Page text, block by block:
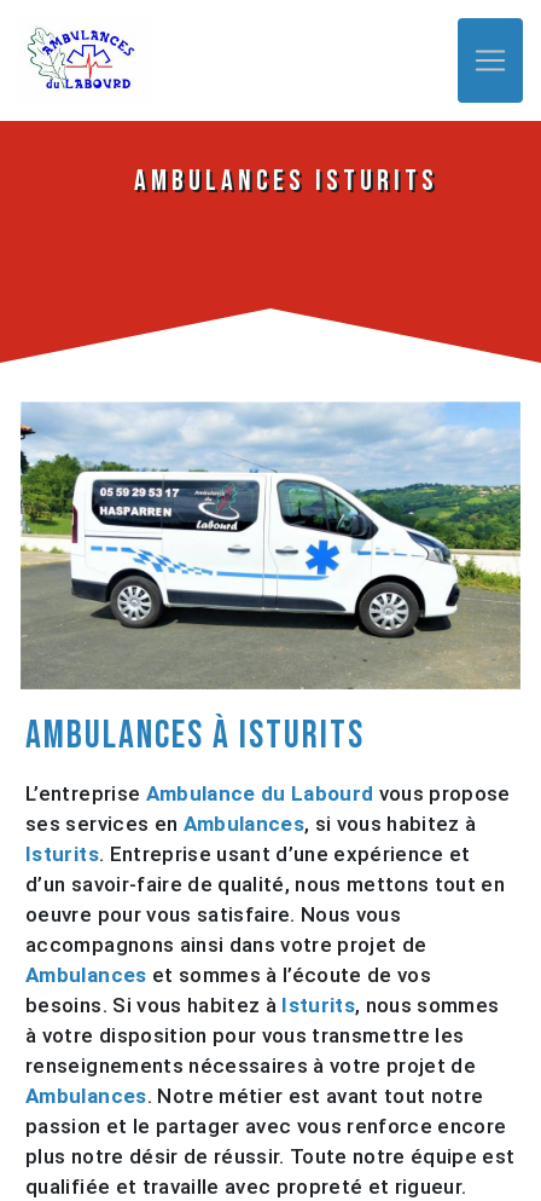
Ambulances Isturits
Ambulances à Isturits
L’entreprise Ambulance du Labourd vous propose
ses services en Ambulances, si vous habitez à
Isturits. Entreprise usant d’une expérience et
d’un savoir-faire de qualité, nous mettons tout en
oeuvre pour vous satisfaire. Nous vous
accompagnons ainsi dans votre projet de
Ambulances et sommes à l’écoute de vos
besoins. Si vous habitez à Isturits, nous sommes
à votre disposition pour vous transmettre les
renseignements nécessaires à votre projet de
Ambulances. Notre métier est avant tout notre
passion et le partager avec vous renforce encore
plus notre désir de réussir. Toute notre équipe est
qualifiée et travaille avec propreté et rigueur.